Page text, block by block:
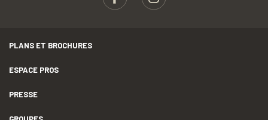
PLANS ET BROCHURES
ESPACE PROS
PRESSE